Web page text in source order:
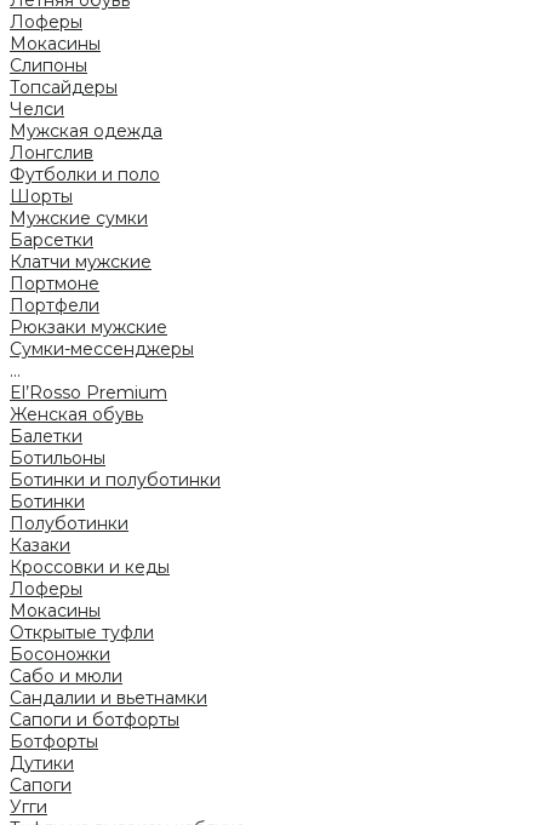
Лоферы
Мокасины
Слипоны
Топсайдеры
Челси
Мужская одежда
Лонгслив
Футболки и поло
Шорты
Мужские сумки
Барсетки
Клатчи мужские
Портмоне
Портфели
Рюкзаки мужские
Сумки-мессенджеры
...
El’Rosso Premium
Женская обувь
Балетки
Ботильоны
Ботинки и полуботинки
Ботинки
Полуботинки
Казаки
Кроссовки и кеды
Лоферы
Мокасины
Открытые туфли
Босоножки
Сабо и мюли
Сандалии и вьетнамки
Сапоги и ботфорты
Ботфорты
Дутики
Сапоги
Угги